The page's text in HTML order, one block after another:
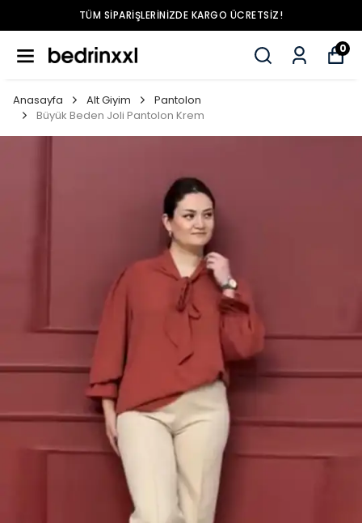
TÜM SIPARIŞLERINIZDE KARGO ÜCRETSIZ!
0
Anasayfa Alt Giyim
Pantolon
Büyük Beden Joli Pantolon Krem